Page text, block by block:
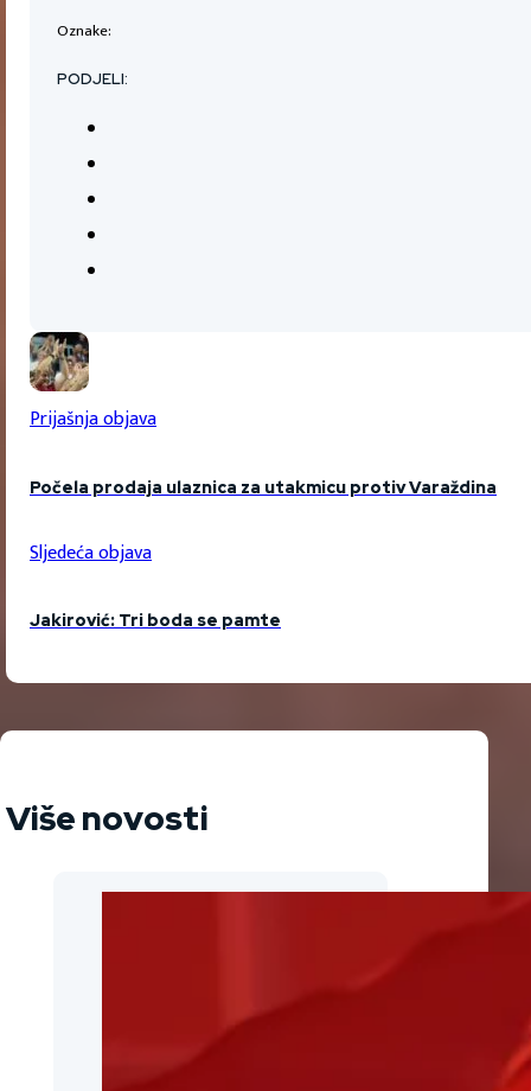
Oznake:
PODJELI:
Prijašnja objava
Počela prodaja ulaznica za utakmicu protiv Varaždina
Sljedeća objava
Jakirović: Tri boda se pamte
Više novosti